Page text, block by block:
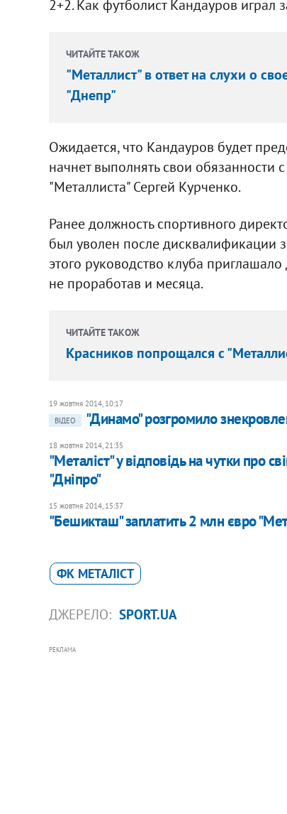
2+2. Как футболист Кандауров играл
ЧИТАЙТЕ ТАКОЖ
"Металлист" в ответ на слухи о
"Днепр"
Ожидается, что Кандауров будет
начнет выполнять свои обязанности
"Металлиста" Сергей Курченко.
Ранее должность спортивного
был уволен после дисквалификации
этого руководство клуба
не проработав и месяца.
ЧИТАЙТЕ ТАКОЖ
Красников попрощался с
19 жовтня 2014, 10:17
ВІДЕО
"Динамо" розгромило
18 жовтня 2014, 21:35
"Металіст" у відповідь на чутки про
"Дніпро"
15 жовтня 2014, 15:37
"Бешикташ" заплатить 2 млн євро
ФК МЕТАЛІСТ
ДЖЕРЕЛО: SPORT.UA
РЕКЛАМА